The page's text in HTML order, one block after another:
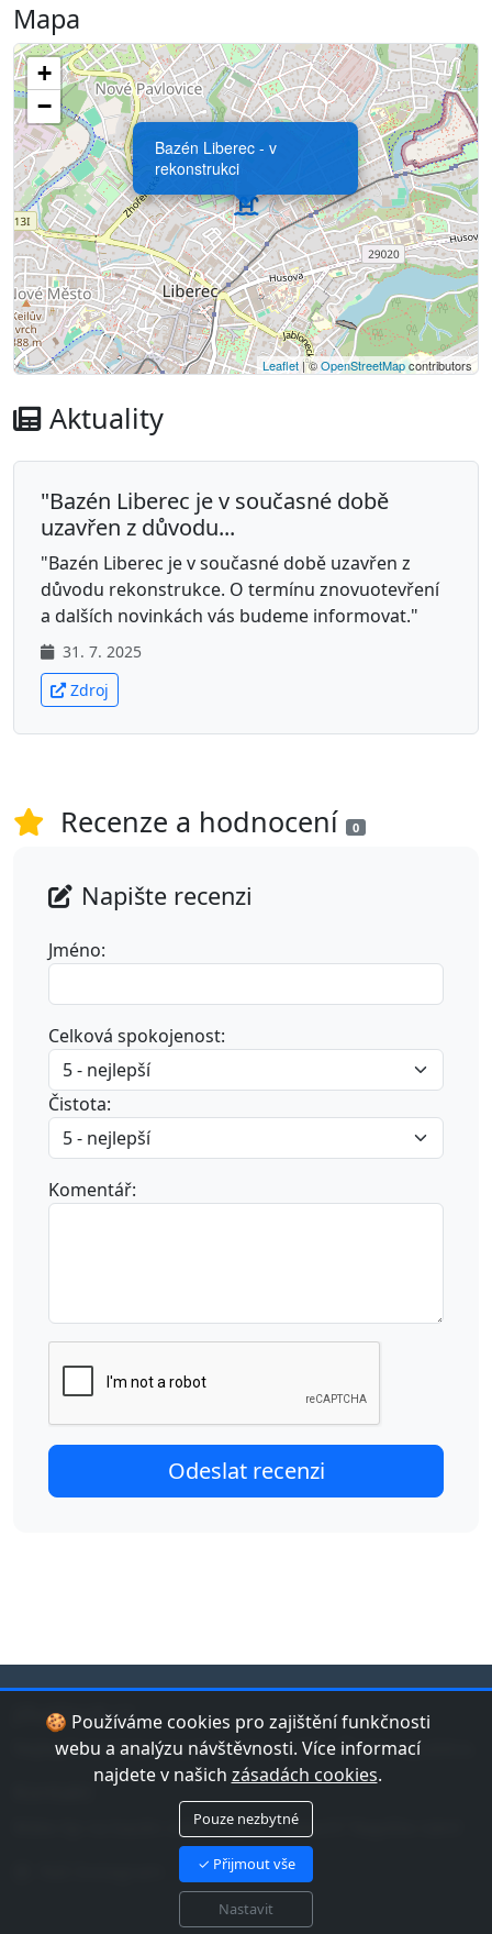
Mapa
Bazén Liberec - v
rekonstrukci
+
−
Leaflet | ©OpenStreetMapcontributors
Aktuality
"Bazén Liberec je v současné době
uzavřen z důvodu...
"Bazén Liberec je v současné době uzavřen z
důvodu rekonstrukce. O termínu znovuotevření
a dalších novinkách vás budeme informovat."
31. 7. 2025
Zdroj
Recenze a hodnocení 0
Napište recenzi
Jméno:
Celková spokojenost:
Čistota:
Komentář:
🍪 Používáme cookies pro zajištění funkčnosti
webu a analýzu návštěvnosti. Více informací
najdete v našich zásadách cookies.
Pouze nezbytné
✓ Přijmout vše
Nastavit
jduplavat.cz
Nejlepší databáze bazénů a koupališť v České republice.
Máte tip na bazén nebo chybu v datech? Napište nám!